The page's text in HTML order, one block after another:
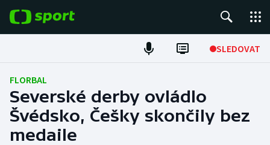
SLEDOVAT
Fotbal
Hokej
Tenis
FLORBAL
Severské derby ovládlo
Švédsko, Češky skončily bez
medaile